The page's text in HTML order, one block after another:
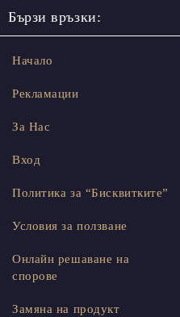
Бързи връзки:
Начало
Рекламации
За Нас
Вход
Политика за “Бисквитките”
Условия за ползване
Онлайн решаване на
спорове
Замяна на продукт